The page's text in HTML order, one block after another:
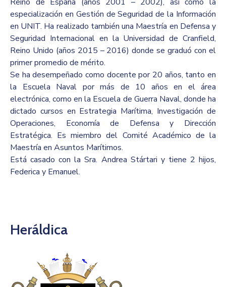
especialización en Gestión de Seguridad de la Información
en UNIT. Ha realizado también una Maestría en Defensa y
Seguridad Internacional en la Universidad de Cranfield,
Reino Unido (años 2015 – 2016) donde se graduó con el
primer promedio de mérito.
Se ha desempeñado como docente por 20 años, tanto en
la Escuela Naval por más de 10 años en el área
electrónica, como en la Escuela de Guerra Naval, donde ha
dictado cursos en Estrategia Marítima, Investigación de
Operaciones, Economía de Defensa y Dirección
Estratégica. Es miembro del Comité Académico de la
Maestría en Asuntos Marítimos.
Está casado con la Sra. Andrea Stártari y tiene 2 hijos,
Federica y Emanuel.
Heráldica